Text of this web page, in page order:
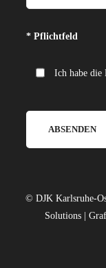
Bitte lasse dieses
* Pflichtfeld
Ich habe die
© DJK Karlsruhe-
Solutions |